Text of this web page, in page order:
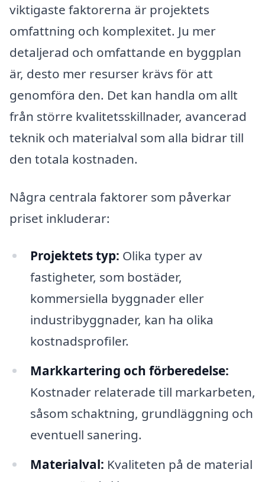
viktigaste faktorerna är projektets
omfattning och komplexitet. Ju mer
detaljerad och omfattande en byggplan
är, desto mer resurser krävs för att
genomföra den. Det kan handla om allt
från större kvalitetsskillnader, avancerad
teknik och materialval som alla bidrar till
den totala kostnaden.
Några centrala faktorer som påverkar
priset inkluderar:
Projektets typ: Olika typer av
fastigheter, som bostäder,
kommersiella byggnader eller
industribyggnader, kan ha olika
kostnadsprofiler.
Markkartering och förberedelse:
Kostnader relaterade till markarbeten,
såsom schaktning, grundläggning och
eventuell sanering.
Materialval: Kvaliteten på de material